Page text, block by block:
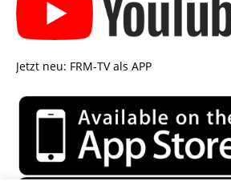
Jetzt neu: FRM-TV als APP